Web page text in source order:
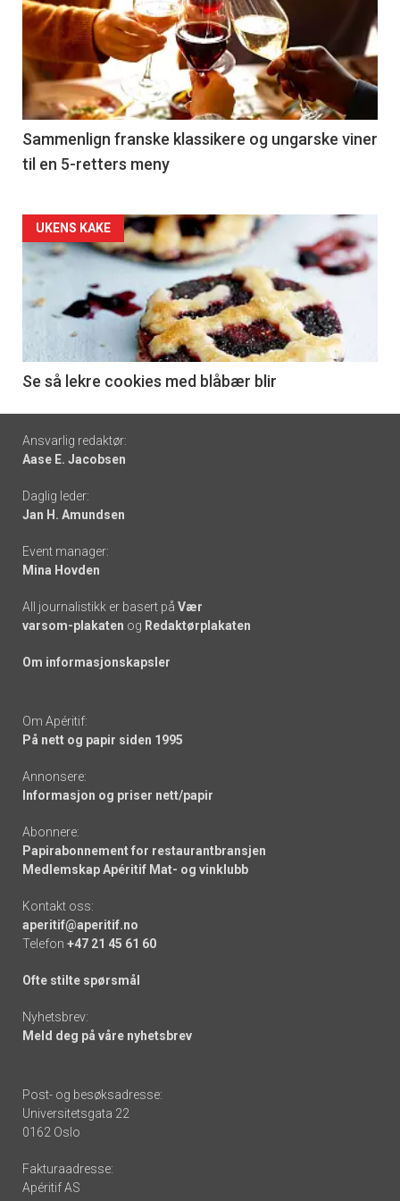
akkurat
nå
-
5
Sammenlign franske klassikere og ungarske viner
til en 5-retters meny
Forsiden
akkurat
nå
6
UKENS KAKE
Se så lekre cookies med blåbær blir
Footer
-
links
Ansvarlig redaktør:
Aase E. Jacobsen
Daglig leder:
Jan H. Amundsen
Event manager:
Mina Hovden
All journalistikk er basert på Vær
varsom-plakaten og Redaktørplakaten
Om informasjonskapsler
Om Apéritif:
På nett og papir siden 1995
Annonsere:
Informasjon og priser nett/papir
Abonnere:
Papirabonnement for restaurantbransjen
Medlemskap Apéritif Mat- og vinklubb
Kontakt oss:
aperitif@aperitif.no
Telefon +47 21 45 61 60
Ofte stilte spørsmål
Nyhetsbrev:
Meld deg på våre nyhetsbrev
Post- og besøksadresse:
Universitetsgata 22
0162 Oslo
Fakturaadresse:
Apéritif AS